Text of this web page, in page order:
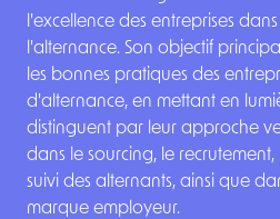
l'excellence des entreprises
l'alternance. Son objectif
les bonnes pratiques des
d'alternance, en mettant en
distinguent par leur approche
dans le sourcing, le
suivi des alternants, ainsi que
marque employeur.